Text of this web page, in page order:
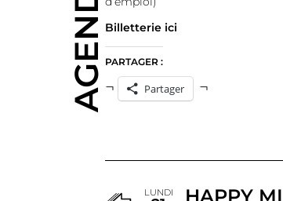
Billetterie ici
PARTAGER :
Partager
LUNDI HAPPY
AGENDA